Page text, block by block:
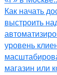
Как начать
выстроить
уровень
магазин или